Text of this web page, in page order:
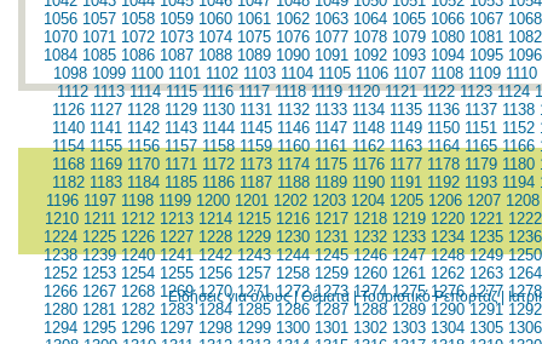
1056 1057 1058 1059 1060 1061 1062 1063 1064 1065 1066 1067 1068
1070 1071 1072 1073 1074 1075 1076 1077 1078 1079 1080 1081 1082
1084 1085 1086 1087 1088 1089 1090 1091 1092 1093 1094 1095 1096
1098 1099 1100 1101 1102 1103 1104 1105 1106 1107 1108 1109 1110
1112 1113 1114 1115 1116 1117 1118 1119 1120 1121 1122 1123 1124
1126 1127 1128 1129 1130 1131 1132 1133 1134 1135 1136 1137 1138
1140 1141 1142 1143 1144 1145 1146 1147 1148 1149 1150 1151 1152
1154 1155 1156 1157 1158 1159 1160 1161 1162 1163 1164 1165 1166
1168 1169 1170 1171 1172 1173 1174 1175 1176 1177 1178 1179 1180
1182 1183 1184 1185 1186 1187 1188 1189 1190 1191 1192 1193 1194
1196 1197 1198 1199 1200 1201 1202 1203 1204 1205 1206 1207 1208
1210 1211 1212 1213 1214 1215 1216 1217 1218 1219 1220 1221 1222
1224 1225 1226 1227 1228 1229 1230 1231 1232 1233 1234 1235 1236
1238 1239 1240 1241 1242 1243 1244 1245 1246 1247 1248 1249 1250
1252 1253 1254 1255 1256 1257 1258 1259 1260 1261 1262 1263 1264
1266 1267 1268 1269 1270 1271 1272 1273 1274 1275 1276 1277 1278
1280 1281 1282 1283 1284 1285 1286 1287 1288 1289 1290 1291 1292
1294 1295 1296 1297 1298 1299 1300 1301 1302 1303 1304 1305 1306
Ειδήσεις για όλους|Θέματα|Τουριστικό Ρεπορτάζ|